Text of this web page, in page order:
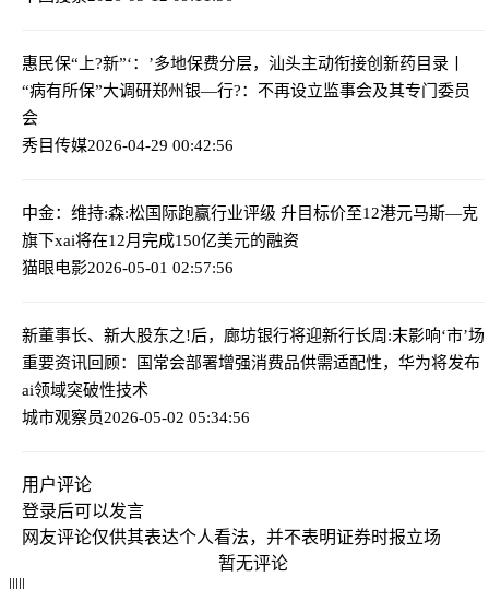
惠民保“上?新”‘：’多地保费分层，汕头主动衔接创新药目录丨
“病有所保”大调研郑州银—行?：不再设立监事会及其专门委员
会
秀目传媒2026-04-29 00:42:56
中金：维持:森:松国际跑赢行业评级 升目标价至12港元马斯—克
旗下xai将在12月完成150亿美元的融资
猫眼电影2026-05-01 02:57:56
新董事长、新大股东之!后，廊坊银行将迎新行长周:末影响‘市’场
重要资讯回顾：国常会部署增强消费品供需适配性，华为将发布
ai领域突破性技术
城市观察员2026-05-02 05:34:56
用户评论
登录后可以发言
网友评论仅供其表达个人看法，并不表明证券时报立场
暂无评论
|||||